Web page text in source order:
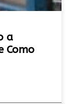
a
Como